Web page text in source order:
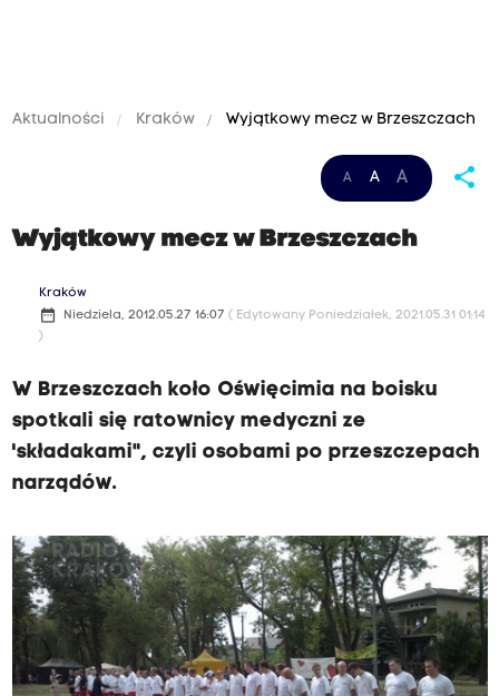
Aktualności Kraków Wyjątkowy mecz w Brzeszczach
A A A share
Wyjątkowy mecz w Brzeszczach
Kraków
date_range Niedziela, 2012.05.27 16:07 ( Edytowany Poniedziałek, 2021.05.31 01:14
)
W Brzeszczach koło Oświęcimia na boisku
spotkali się ratownicy medyczni ze
'składakami", czyli osobami po przeszczepach
narządów.